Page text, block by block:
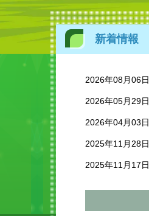
新着情報
2026年08月06日
2026年05月29日
2026年04月03日
2025年11月28日
2025年11月17日